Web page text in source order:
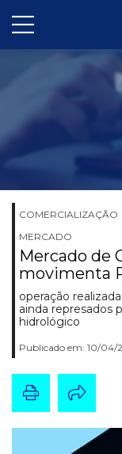
COMERCIALIZAÇÃO
MERCADO
Mercado de
movimenta
operação
ainda represados
hidrológico
Publicado em: 10/04/